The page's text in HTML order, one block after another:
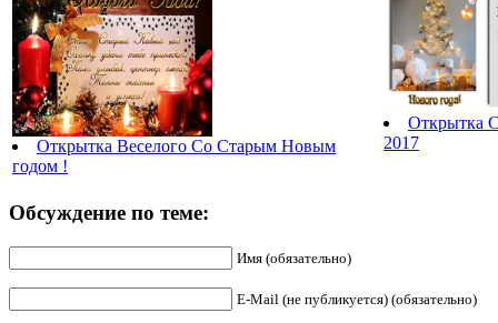
Открытка Веселого Со Старым Новым
годом !
Открытка
2017
Обсуждение по теме:
Имя (обязательно)
E-Mail (не публикуется) (обязательно)